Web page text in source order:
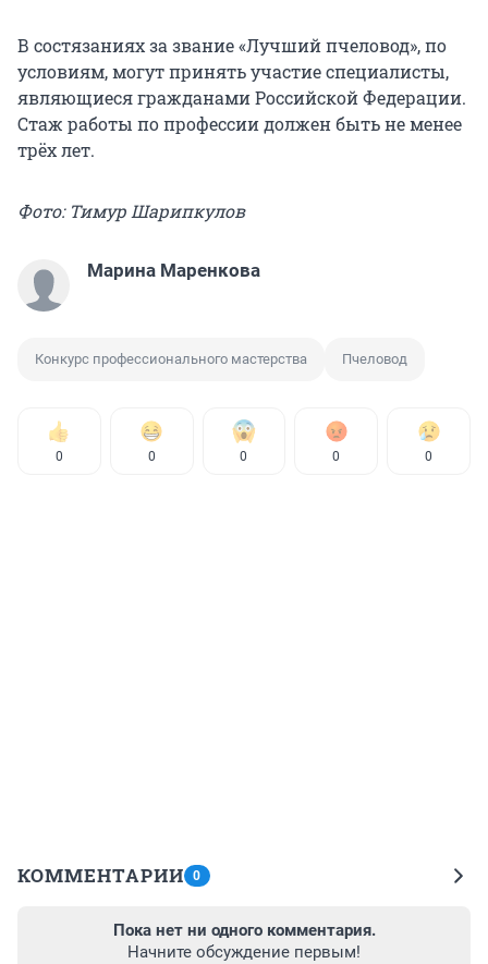
В состязаниях за звание «Лучший пчеловод», по
условиям, могут принять участие специалисты,
являющиеся гражданами Российской Федерации.
Стаж работы по профессии должен быть не менее
трёх лет.
Фото: Тимур Шарипкулов
Марина Маренкова
Конкурс профессионального мастерства Пчеловод
0 0 0 0 0
КОММЕНТАРИИ 0
Пока нет ни одного комментария.
Начните обсуждение первым!